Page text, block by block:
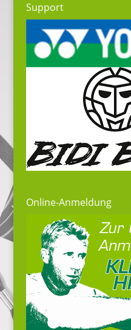
Support
Online-Anmeldung